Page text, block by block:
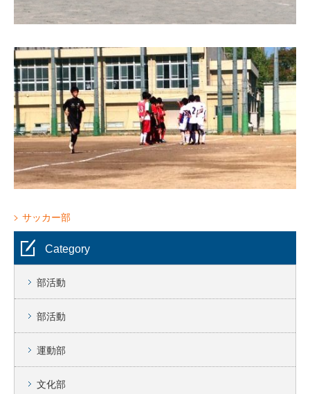
サッカー部
Category
部活動
部活動
運動部
文化部